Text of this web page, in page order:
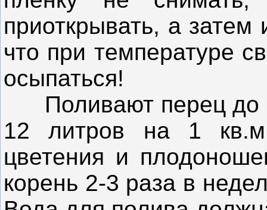
приоткрывать, а
что при температуре
осыпаться!
Поливают перец до
12 литров на 1
цветения и
корень 2-3 раза в